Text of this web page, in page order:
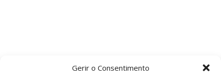
Gerir o Consentimento